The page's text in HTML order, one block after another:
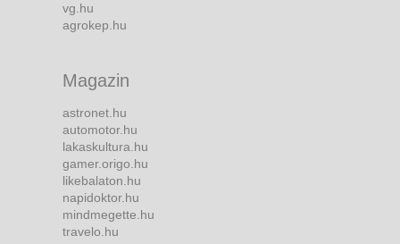
vg.hu
agrokep.hu
Magazin
astronet.hu
automotor.hu
lakaskultura.hu
gamer.origo.hu
likebalaton.hu
napidoktor.hu
mindmegette.hu
travelo.hu